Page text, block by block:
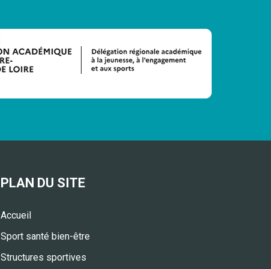
PLAN DU SITE
Accueil
Sport santé bien-être
Structures sportives